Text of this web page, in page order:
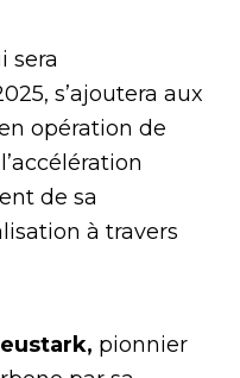
sera
s’ajoutera aux
opération de
de sa
à travers
pionnier